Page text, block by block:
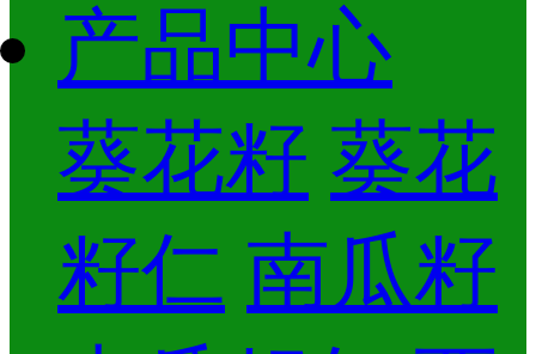
产品中心
葵花籽 葵花
籽仁 南瓜籽